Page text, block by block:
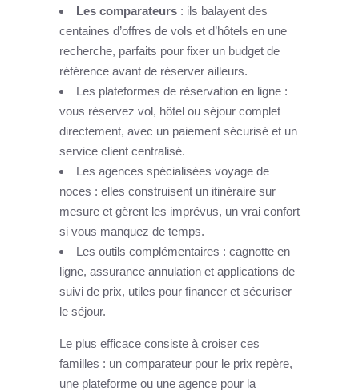
Les comparateurs : ils balayent des
centaines d’offres de vols et d’hôtels en une
recherche, parfaits pour fixer un budget de
référence avant de réserver ailleurs.
Les plateformes de réservation en ligne :
vous réservez vol, hôtel ou séjour complet
directement, avec un paiement sécurisé et un
service client centralisé.
Les agences spécialisées voyage de
noces : elles construisent un itinéraire sur
mesure et gèrent les imprévus, un vrai confort
si vous manquez de temps.
Les outils complémentaires : cagnotte en
ligne, assurance annulation et applications de
suivi de prix, utiles pour financer et sécuriser
le séjour.
Le plus efficace consiste à croiser ces
familles : un comparateur pour le prix repère,
une plateforme ou une agence pour la